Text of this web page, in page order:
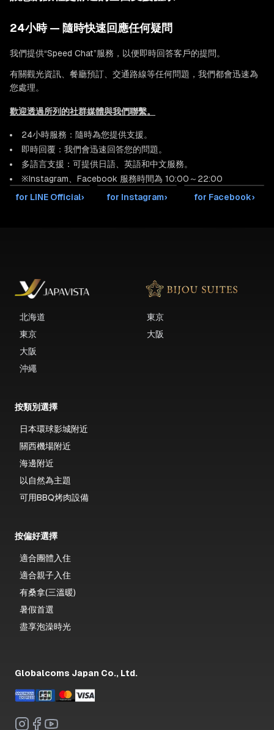
24小時 — 隨時快速回應任何疑問
我們提供“Speed Chat”服務，以便即時回答客戶的提問。
有關觀光資訊、餐廳預訂、交通路線等任何問題，我們都會迅速為
您處理。
歡迎透過所列的社群媒體與我們聯繫。
24小時服務：隨時為您提供支援。
即時回覆：我們會迅速回答您的問題。
多語言支援：可提供日語、英語和中文服務。
※Instagram、Facebook 服務時間為 10:00～22:00
for LINE Official› for Instagram› for Facebook›
北海道
東京
大阪
沖繩
東京
大阪
按類別選擇
日本環球影城附近
關西機場附近
海邊附近
以自然為主題
可用BBQ烤肉設備
按偏好選擇
適合團體入住
適合親子入住
有桑拿(三溫暖)
暑假首選
盡享泡澡時光
Globalcoms Japan Co., Ltd.